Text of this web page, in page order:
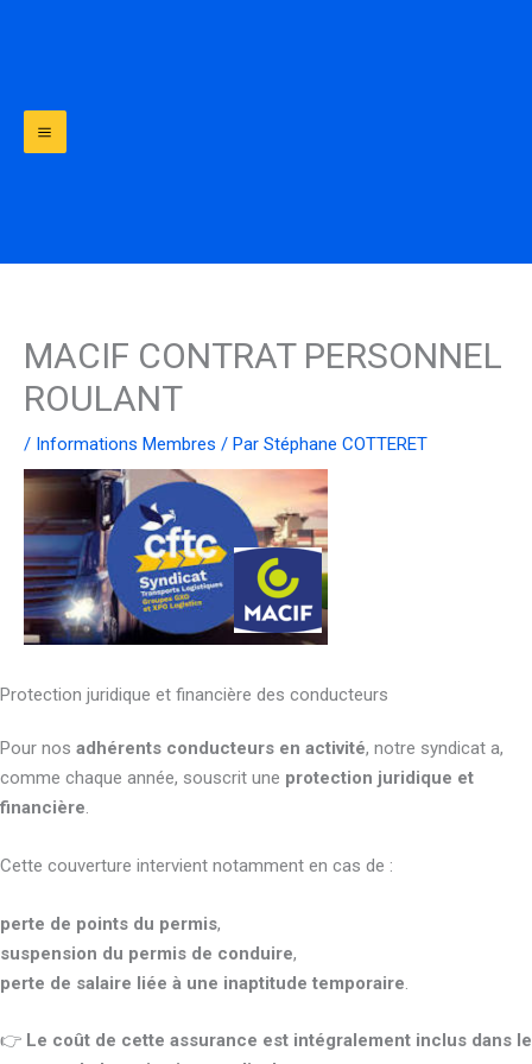
MACIF CONTRAT PERSONNEL
ROULANT
/ Informations Membres / Par Stéphane COTTERET
Protection juridique et financière des conducteurs
Pour nos adhérents conducteurs en activité, notre syndicat a,
comme chaque année, souscrit une protection juridique et
financière.
Cette couverture intervient notamment en cas de :
perte de points du permis,
suspension du permis de conduire,
perte de salaire liée à une inaptitude temporaire.
👉 Le coût de cette assurance est intégralement inclus dans le